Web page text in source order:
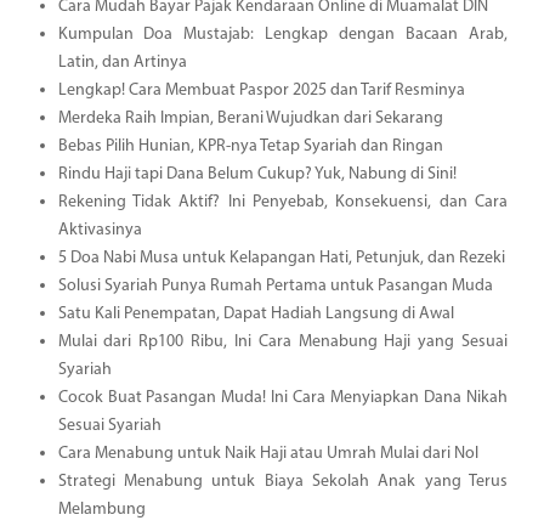
Cara Mudah Bayar Pajak Kendaraan Online di Muamalat DIN
Kumpulan Doa Mustajab: Lengkap dengan Bacaan Arab,
Latin, dan Artinya
Lengkap! Cara Membuat Paspor 2025 dan Tarif Resminya
Merdeka Raih Impian, Berani Wujudkan dari Sekarang
Bebas Pilih Hunian, KPR-nya Tetap Syariah dan Ringan
Rindu Haji tapi Dana Belum Cukup? Yuk, Nabung di Sini!
Rekening Tidak Aktif? Ini Penyebab, Konsekuensi, dan Cara
Aktivasinya
5 Doa Nabi Musa untuk Kelapangan Hati, Petunjuk, dan Rezeki
Solusi Syariah Punya Rumah Pertama untuk Pasangan Muda
Satu Kali Penempatan, Dapat Hadiah Langsung di Awal
Mulai dari Rp100 Ribu, Ini Cara Menabung Haji yang Sesuai
Syariah
Cocok Buat Pasangan Muda! Ini Cara Menyiapkan Dana Nikah
Sesuai Syariah
Cara Menabung untuk Naik Haji atau Umrah Mulai dari Nol
Strategi Menabung untuk Biaya Sekolah Anak yang Terus
Melambung